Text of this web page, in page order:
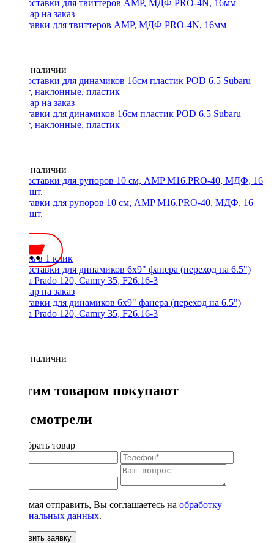
Проставки для твиттеров AMP, МДФ PRO-4N, 16мм
Нет в наличии
Проставки для динамиков 16см пластик POD 6.5 Subaru
фронт, наклонные, пластик
Нет в наличии
Проставки для рупоров 10 см, AMP M16.PRO-40, МДФ, 16
мм, 2 шт.
Купить в 1 клик
Проставки для динамиков 6x9" фанера (переход на 6.5")
Toyota Prado 120, Camry 35, F26.16-3
Нет в наличии
С этим товаром покупают
Вы смотрели
Подобрать товар
Нажимая отправить, Вы соглашаетесь на обработку
персональных данных.
Оставить заявку